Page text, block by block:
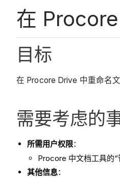
在
目标
在 Procore Drive 中重命名文
需要考虑的
所需用户权限：
Procore 中文档工具的“
其他信息：